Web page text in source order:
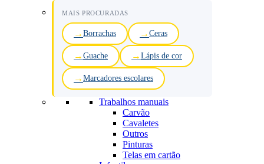
MAIS PROCURADAS
Borrachas Ceras
Guache Lápis de cor
Marcadores escolares
Trabalhos manuais
Carvão
Cavaletes
Outros
Pinturas
Telas em cartão